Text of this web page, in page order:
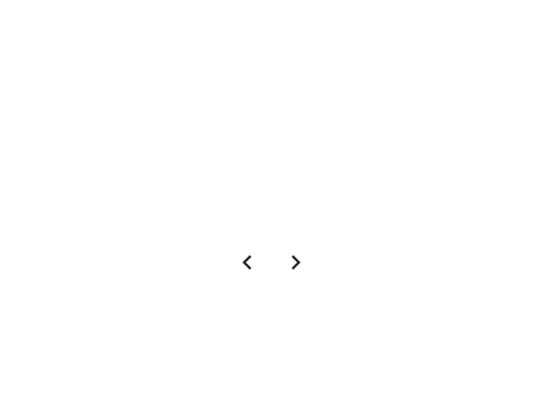
keyboard_arrow_left keyboard_arrow_right